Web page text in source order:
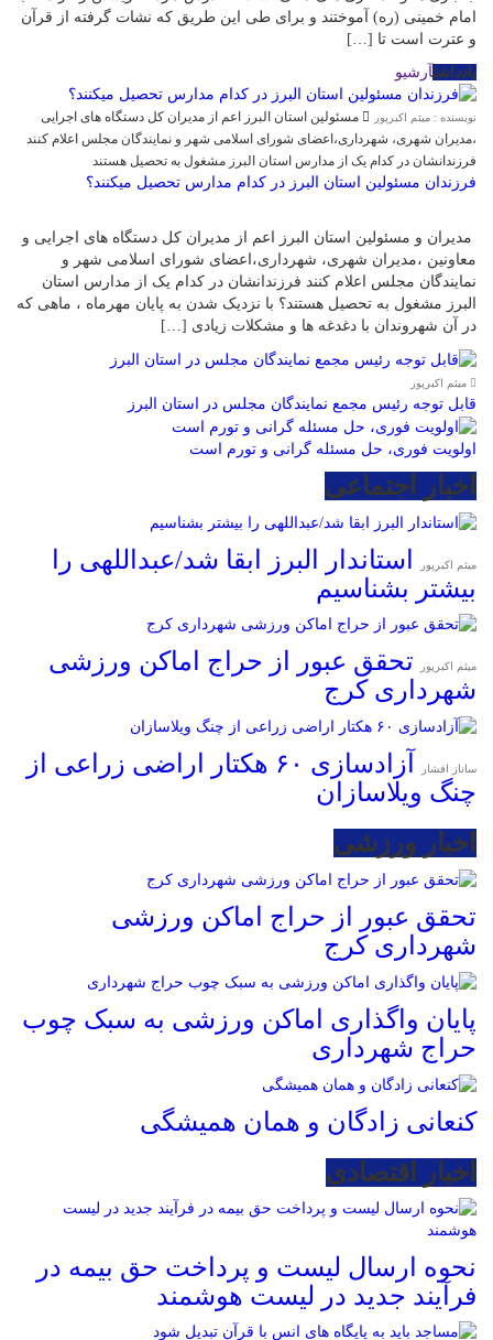
امام خمینی (ره) آموختند و برای طی این طریق که نشات گرفته از قرآن
و عترت است تا […]
یادداشتآرشیو
نویسنده : میثم اکبرپور
مسئولین استان البرز اعم از مدیران کل دستگاه های اجرایی
،مدیران شهری، شهرداری،اعضای شورای اسلامی شهر و نمایندگان مجلس اعلام کنند
فرزندانشان در کدام یک از مدارس استان البرز مشغول به تحصیل هستند
فرزندان مسئولین استان البرز در کدام مدارس تحصیل میکنند؟
مدیران و مسئولین استان البرز اعم از مدیران کل دستگاه های اجرایی و
معاونین ،مدیران شهری، شهرداری،اعضای شورای اسلامی شهر و
نمایندگان مجلس اعلام کنند فرزندانشان در کدام یک از مدارس استان
البرز مشغول به تحصیل هستند؟ با نزدیک شدن به پایان مهرماه ، ماهی که
در آن شهروندان با دغدغه ها و مشکلات زیادی […]
میثم اکبرپور
قابل توجه رئیس مجمع نمایندگان مجلس در استان البرز
اولویت فوری، حل مسئله گرانی و تورم است
اخبار اجتماعی
میثم اکبرپور
استاندار البرز ابقا شد/عبداللهی را
بیشتر بشناسیم
میثم اکبرپور
تحقق عبور از حراج اماکن ورزشی
شهرداری کرج
ساناز افشار
آزادسازی ۶۰ هکتار اراضی زراعی از
چنگ ویلاسازان
اخبار ورزشی
تحقق عبور از حراج اماکن ورزشی
شهرداری کرج
پایان واگذاری اماکن ورزشی به سبک چوب
حراج شهرداری
کنعانی زادگان و همان همیشگی
اخبار اقتصادی
نحوه ارسال لیست و پرداخت حق بیمه در
فرآیند جدید در لیست هوشمند